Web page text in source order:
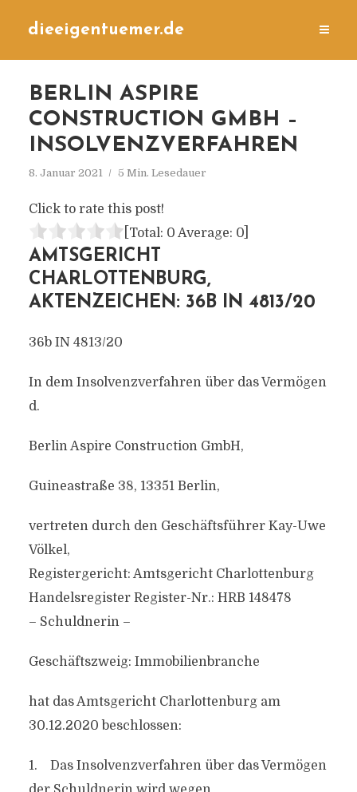
dieeigentuemer.de
BERLIN ASPIRE
CONSTRUCTION GMBH –
INSOLVENZVERFAHREN
8. Januar 2021 5 Min. Lesedauer
Click to rate this post!
[Total: 0 Average: 0]
AMTSGERICHT
CHARLOTTENBURG,
AKTENZEICHEN: 36B IN 4813/20
36b IN 4813/20
In dem Insolvenzverfahren über das Vermögen
d.
Berlin Aspire Construction GmbH,
Guineastraße 38, 13351 Berlin,
vertreten durch den Geschäftsführer Kay-Uwe
Völkel,
Registergericht: Amtsgericht Charlottenburg
Handelsregister Register-Nr.: HRB 148478
– Schuldnerin –
Geschäftszweig: Immobilienbranche
hat das Amtsgericht Charlottenburg am
30.12.2020 beschlossen:
1. Das Insolvenzverfahren über das Vermögen